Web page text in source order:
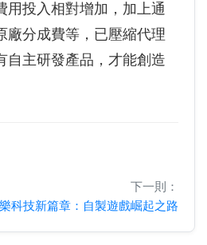
用投入相對增加，加上通
廠分成費等，已壓縮代理
自主研發產品，才能創造
下一則：
科技新篇章：自製遊戲崛起之路